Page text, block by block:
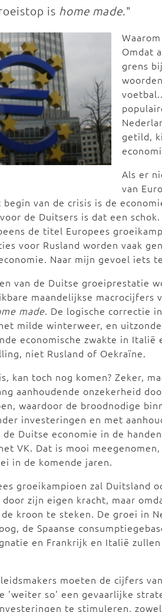
is home made."
Omdat
grens
getild,
Als er
van
van de crisis is de
de Duitsers is dat een
de titel Europees
voor Rusland worden vaak
Naar mijn gevoel iets
van de Duitse groeiprestatie
maandelijkse
made. De logische correctie
milde winterweer, en
economische zwakte in Italië
niet Rusland of Oekraïne.
kan toch nog komen? Zeker,
aanhoudende onzekerheid
waardoor de broodnodige
investeringen en met
Duitse economie in de
VK. Dat is mooi
in de komende jaren.
groeikampioen zal Duitsland
zijn eigen kracht, maar
kroon te steken. De groei in
de Spaanse
en Frankrijk en Italië
moeten de cijfers
'weiter so' een gevaarlijke
te stimuleren,